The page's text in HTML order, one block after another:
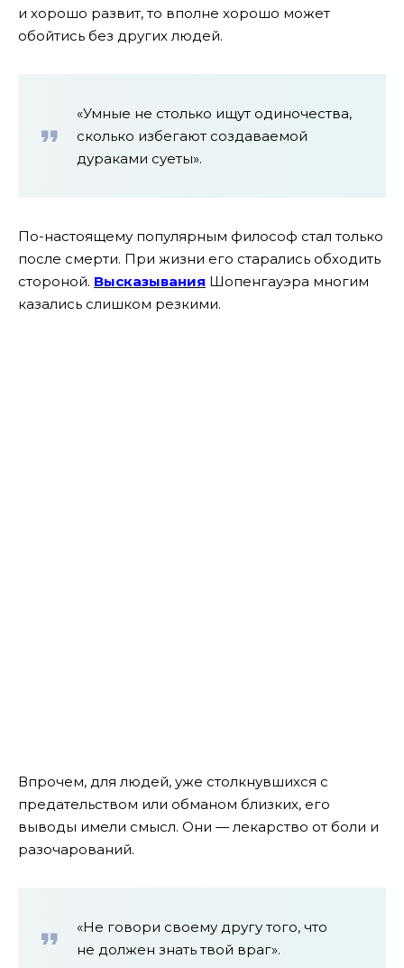
и хорошо развит, то вполне хорошо может
обойтись без других людей.
«Умные не столько ищут одиночества,
сколько избегают создаваемой
дураками суеты».
По-настоящему популярным философ стал только
после смерти. При жизни его старались обходить
стороной. Высказывания Шопенгауэра многим
казались слишком резкими.
Впрочем, для людей, уже столкнувшихся с
предательством или обманом близких, его
выводы имели смысл. Они — лекарство от боли и
разочарований.
«Не говори своему другу того, что
не должен знать твой враг».